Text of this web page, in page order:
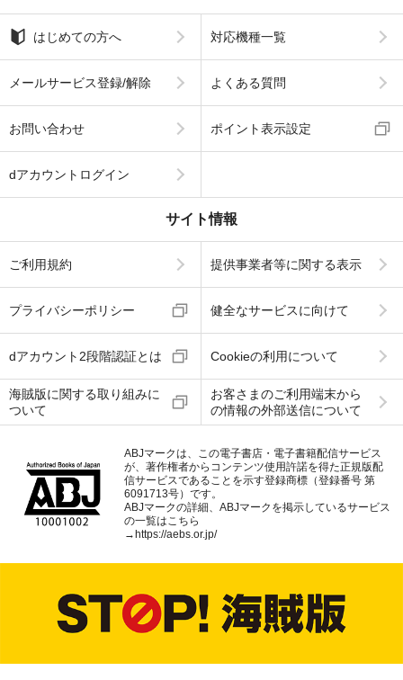
はじめての方へ 対応機種一覧
メールサービス登録/解除 よくある質問
お問い合わせ ポイント表示設定
dアカウントログイン
サイト情報
ご利用規約 提供事業者等に関する表示
プライバシーポリシー 健全なサービスに向けて
dアカウント2段階認証とは Cookieの利用について
海賊版に関する取り組みに
ついて
お客さまのご利用端末から
の情報の外部送信について
ABJマークは、この電子書店・電子書籍配信サービス
が、著作権者からコンテンツ使用許諾を得た正規版配
信サービスであることを示す登録商標（登録番号 第
6091713号）です。
ABJマークの詳細、ABJマークを掲示しているサービス
の一覧はこちら
→ https://aebs.or.jp/